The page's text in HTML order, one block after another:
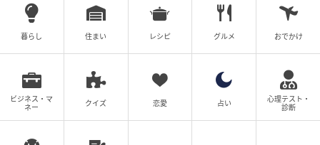
暮らし 住まい レシピ グルメ おでかけ
ビジネス・マ
ネー
クイズ 恋愛 占い
心理テスト・
診断